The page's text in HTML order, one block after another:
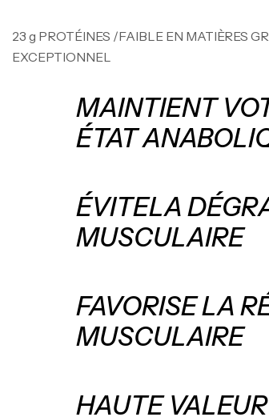
23 g PROTÉINES /FAIBLE EN MATIÈRES
EXCEPTIONNEL
MAINTIENT
ÉTAT
ÉVITELA
MUSCULAIRE
FAVORISE LA
MUSCULAIRE
HAUTE